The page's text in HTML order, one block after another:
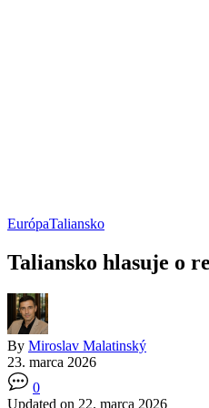
EurópaTaliansko
Taliansko hlasuje o
By Miroslav Malatinský
23. marca 2026
0
Updated on 22. marca 2026